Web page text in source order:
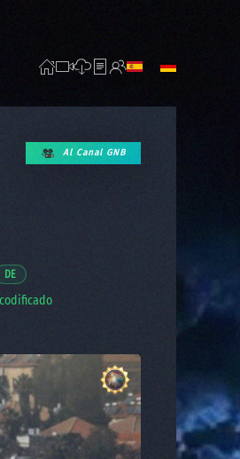
Al Canal GNB
a video in a new window.
DEOpens a video in a new window.